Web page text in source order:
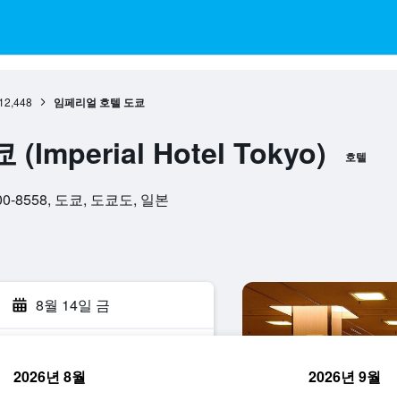
12,448 임페리얼 호텔 도쿄
(Imperial Hotel Tokyo) 호텔
8558, 도쿄, 도쿄도, 일본
8월 14일 금
2026년 8월 2026년 9월